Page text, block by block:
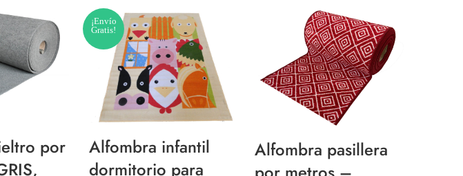
por
¡Envío
Gratis!
Alfombra infantil
dormitorio para
Alfombra pasillera